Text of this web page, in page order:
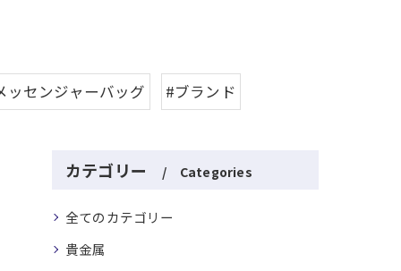
ッセンジャーバッグ #ブランド
カテゴリー Categories
全てのカテゴリー
貴金属